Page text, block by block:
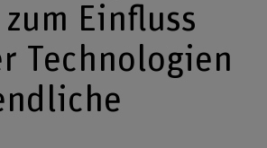
Einfluss
Technologien